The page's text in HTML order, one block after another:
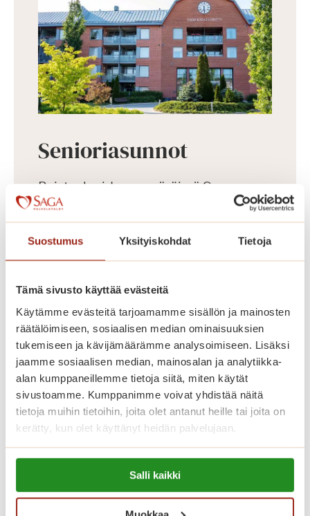
Suostumus Yksityiskohdat Tietoja
Tämä sivusto käyttää evästeitä
Käytämme evästeitä tarjoamamme sisällön ja mainosten
räätälöimiseen, sosiaalisen median ominaisuuksien
tukemiseen ja kävijämäärämme analysoimiseen. Lisäksi
jaamme sosiaalisen median, mainosalan ja analytiikka-
alan kumppaneillemme tietoja siitä, miten käytät
sivustoamme. Kumppanimme voivat yhdistää näitä
tietoja muihin tietoihin, joita olet antanut heille tai joita on
kerätty, kun olet käyttänyt heidän palvelujaan.
Lue lisää evästeistä:
https://sagacare.fi/evasteet/
Salli kaikki
Senioriasunnot
Puistoalueiden ympäröimä Saga
Kaskenniitty on rakennettu avarasti.
Kodinomaisessa ja aktiivisessa
palvelutalossa on 207 parvekkeellista
omassa kodissasi, jonka voit sisustaa
mieleiseksesi. Kaikissa
senioriasunnoissa on ilmava
pohjaratkaisu, nykyaikainen keittiö,
esteetön kylpyhuone ja turvapuhelin.
Viihtyisissä yhteistiloissa ovat upeat
talvipuutarhat, ravintoloita, kirjasto,
saunaosasto sisä- ja ulkoaltaineen.
Saga-palvelutalon asunnoissa asut
turvallisesti ja saat apua aina, kun sitä
tarvitset.